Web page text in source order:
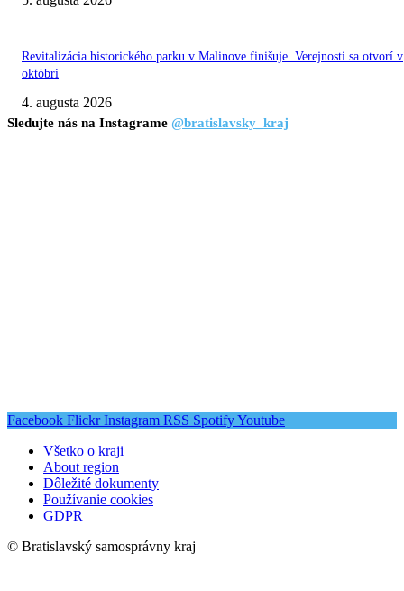
Revitalizácia historického parku v Malinove finišuje. Verejnosti sa otvorí v
októbri
4. augusta 2026
Sledujte nás na Instagrame @bratislavsky_kraj
Facebook Flickr Instagram RSS SpotifyYoutube
Všetko o kraji
About region
Dôležité dokumenty
Používanie cookies
GDPR
© Bratislavský samosprávny kraj